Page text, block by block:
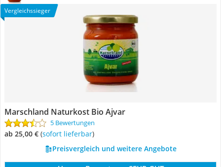
Vergleichssieger
Marschland Naturkost Bio Ajvar
5 Bewertungen
ab 25,00 € ( Sofort lieferbar)
Preisvergleich und weitere Angebote